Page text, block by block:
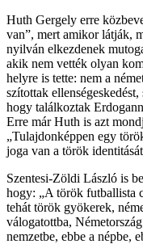
Huth Gergely erre
van”, mert amikor látják,
nyilván elkezdenek
akik nem vették olyan
helyre is tette: nem a
szítottak
hogy találkoztak
Erre már Huth is azt
„Tulajdonképpen egy
joga van a török
Szentesi-Zöldi László is
hogy: „A török futballista
tehát török gyökerek,
válogatottba,
nemzetbe, ebbe a népbe,